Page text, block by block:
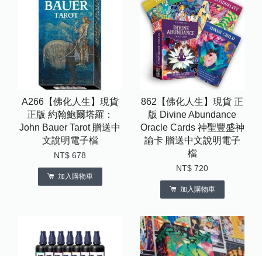
A266【佛化人生】現貨
正版 約翰鮑爾塔羅：
John Bauer Tarot 贈送中
文說明電子檔
NT$ 678
加入購物車
862【佛化人生】現貨 正
版 Divine Abundance
Oracle Cards 神聖豐盛神
諭卡 贈送中文說明電子
檔
NT$ 720
加入購物車